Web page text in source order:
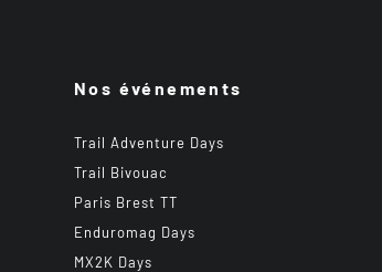
Nos événements
Trail Adventure Days
Trail Bivouac
Paris Brest TT
Enduromag Days
MX2K Days